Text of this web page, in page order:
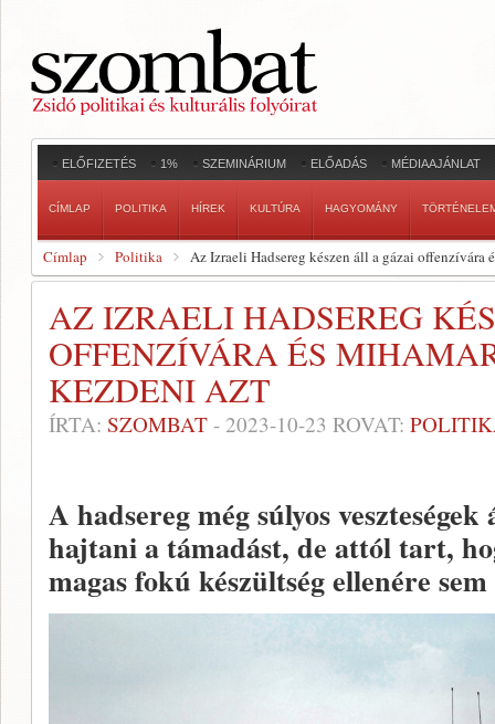
ELŐFIZETÉS 1% SZEMINÁRIUM ELŐADÁS MÉDIAAJÁNLAT
CÍMLAP POLITIKA HÍREK KULTÚRA HAGYOMÁNY
Címlap Politika Az Izraeli Hadsereg készen áll a gázai offenzívára
AZ IZRAELI HADSEREG
OFFENZÍVÁRA ÉS
KEZDENI AZT
ÍRTA: SZOMBAT - 2023-10-23 ROVAT:
A hadsereg még súlyos
hajtani a támadást, de attól tart,
magas fokú készültség ellenére